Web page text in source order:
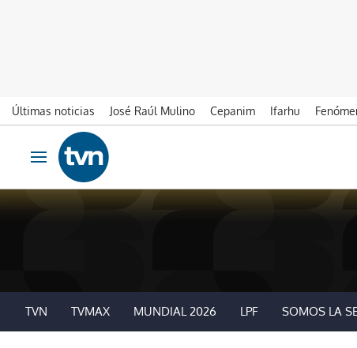
Últimas noticias José Raúl Mulino Cepanim Ifarhu
Ir al contenido
Obrir navegació
TVN TVMAX MUNDIAL 2026 LPF SOMOS LA